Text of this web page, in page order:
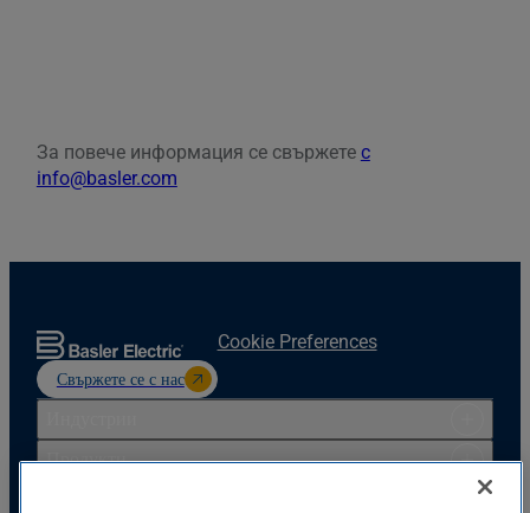
За повече информация се свържете с
info@basler.com
Свържете се с нас
Cookie Preferences
Продукти